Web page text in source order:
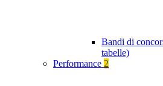
Bandi di
tabelle)
Performance 2